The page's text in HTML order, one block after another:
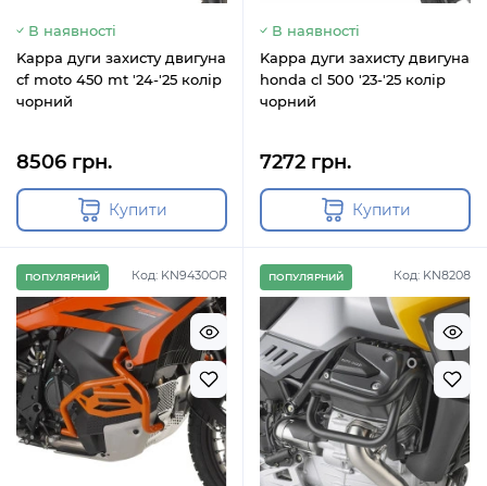
В наявності
Kappa дуги захисту двигуна
cf moto 450 mt '24-'25 колір
чорний
8506 грн.
Купити
В наявності
Kappa дуги захисту двигуна
honda cl 500 '23-'25 колір
чорний
7272 грн.
Купити
Код: KN9430OR
ПОПУЛЯРНИЙ Код: KN8208
ПОПУЛЯРНИЙ